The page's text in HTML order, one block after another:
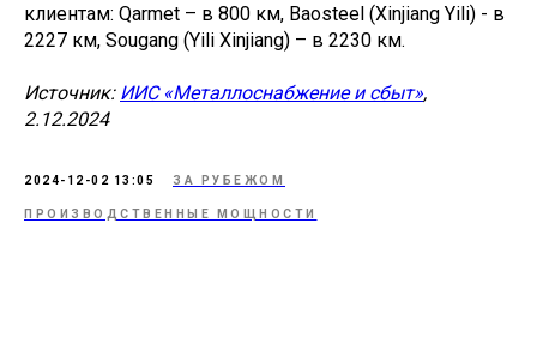
клиентам: Qarmet – в 800 км, Baosteel (Xinjiang Yili) - в
2227 км, Sougang (Yili Xinjiang) – в 2230 км.
Источник: ИИС «Металлоснабжение и сбыт»,
2.12.2024
2024-12-02 13:05 ЗА РУБЕЖОМ
ПРОИЗВОДСТВЕННЫЕ МОЩНОСТИ